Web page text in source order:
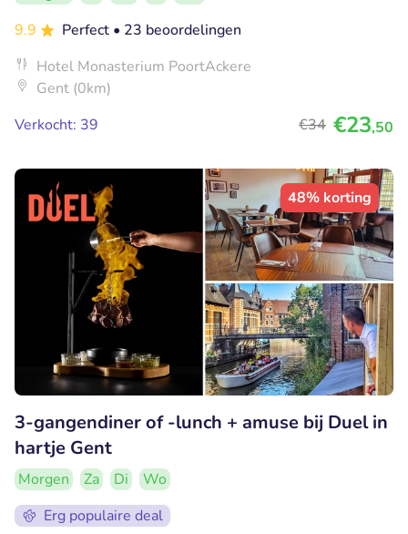
9.9
Perfect • 23 beoordelingen
Hotel Monasterium PoortAckere
Gent (0km)
Verkocht: 39
€34 €23,50
48% korting
3-gangendiner of -lunch + amuse bij Duel in
hartje Gent
Morgen Za Di
Wo
Erg populaire deal